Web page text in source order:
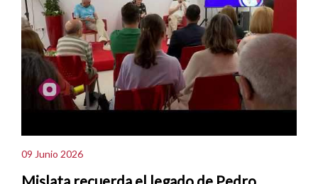
09 Junio 2026